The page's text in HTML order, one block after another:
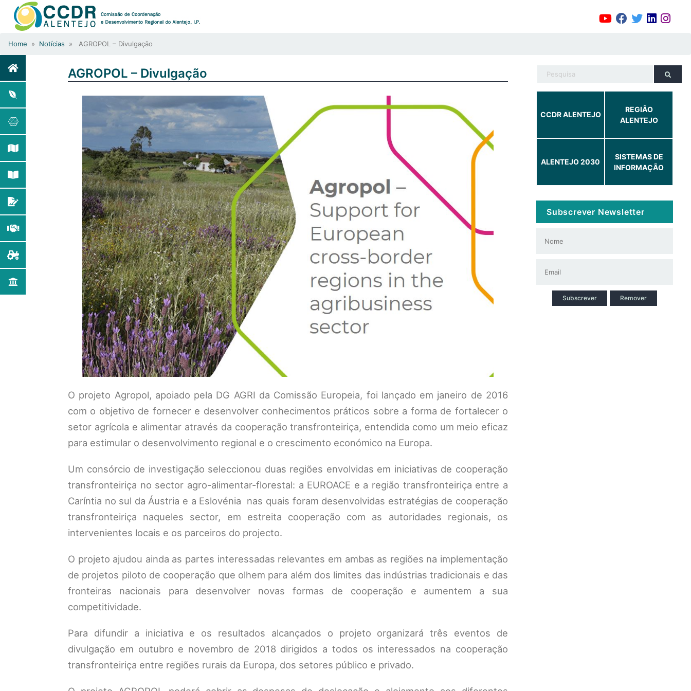
Home » Notícias » AGROPOL – Divulgação
AGROPOL – Divulgação
O projeto Agropol, apoiado pela DG AGRI da Comissão Europeia, foi lançado em janeiro de 2016
com o objetivo de fornecer e desenvolver conhecimentos práticos sobre a forma de fortalecer o
setor agrícola e alimentar através da cooperação transfronteiriça, entendida como um meio eficaz
para estimular o desenvolvimento regional e o crescimento económico na Europa.
Um consórcio de investigação seleccionou duas regiões envolvidas em iniciativas de cooperação
transfronteiriça no sector agro-alimentar-florestal: a EUROACE e a região transfronteiriça entre a
Caríntia no sul da Áustria e a Eslovénia nas quais foram desenvolvidas estratégias de cooperação
transfronteiriça naqueles sector, em estreita cooperação com as autoridades regionais, os
intervenientes locais e os parceiros do projecto.
O projeto ajudou ainda as partes interessadas relevantes em ambas as regiões na implementação
de projetos piloto de cooperação que olhem para além dos limites das indústrias tradicionais e das
fronteiras nacionais para desenvolver novas formas de cooperação e aumentem a sua
competitividade.
Para difundir a iniciativa e os resultados alcançados o projeto organizará três eventos de
divulgação em outubro e novembro de 2018 dirigidos a todos os interessados na cooperação
transfronteiriça entre regiões rurais da Europa, dos setores público e privado.
CCDR ALENTEJO
REGIÃO
ALENTEJO
ALENTEJO 2030
SISTEMAS DE
INFORMAÇÃO
Subscrever Newsletter
Subscrever Remover